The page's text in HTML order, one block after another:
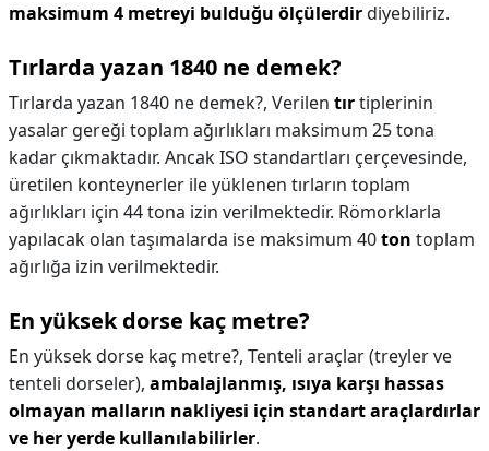
maksimum 4 metreyi bulduğu ölçülerdirdiyebiliriz.
Tırlarda yazan 1840 ne demek?
Tırlarda yazan 1840 ne demek?, Verilen tırtiplerinin
yasalar gereği toplam ağırlıkları maksimum 25 tona
kadar çıkmaktadır. Ancak ISO standartları çerçevesinde,
üretilen konteynerler ile yüklenen tırların toplam
ağırlıkları için 44 tona izin verilmektedir. Römorklarla
yapılacak olan taşımalarda ise maksimum 40ton toplam
ağırlığa izin verilmektedir.
En yüksek dorse kaç metre?
En yüksek dorse kaç metre?, Tenteli araçlar (treyler ve
tenteli dorseler), ambalajlanmış, ısıya karşı hassas
olmayan malların nakliyesi için standart araçlardırlar
ve her yerde kullanılabilirler.